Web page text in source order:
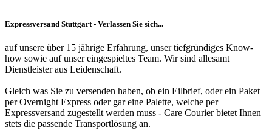
Expressversand Stuttgart - Verlassen Sie sich...
auf unsere über 15 jährige Erfahrung, unser tiefgründiges Know-
how sowie auf unser eingespieltes Team. Wir sind allesamt
Dienstleister aus Leidenschaft.
Gleich was Sie zu versenden haben, ob ein Eilbrief, oder ein Paket
per Overnight Express oder gar eine Palette, welche per
Expressversand zugestellt werden muss - Care Courier bietet Ihnen
stets die passende Transportlösung an.